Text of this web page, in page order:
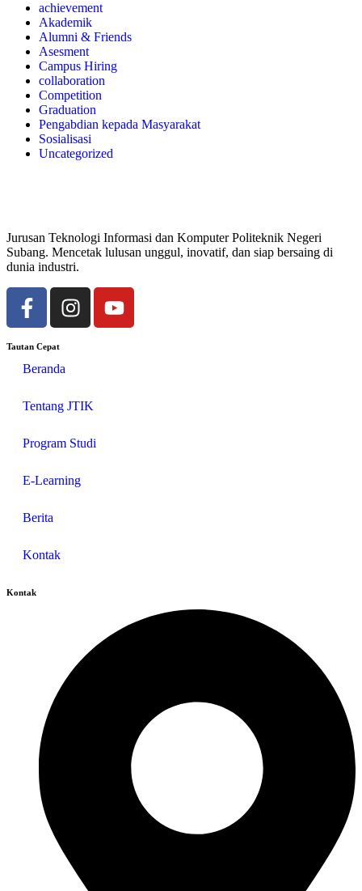
achievement
Akademik
Alumni & Friends
Asesment
Campus Hiring
collaboration
Competition
Graduation
Pengabdian kepada Masyarakat
Sosialisasi
Uncategorized
Jurusan Teknologi Informasi dan Komputer Politeknik Negeri
Subang. Mencetak lulusan unggul, inovatif, dan siap bersaing di
dunia industri.
Tautan Cepat
Beranda
Tentang JTIK
Program Studi
E-Learning
Berita
Kontak
Kontak